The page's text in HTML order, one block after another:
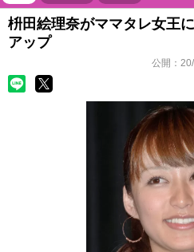
枡田絵理奈がママタレ女王
アップ
公開：